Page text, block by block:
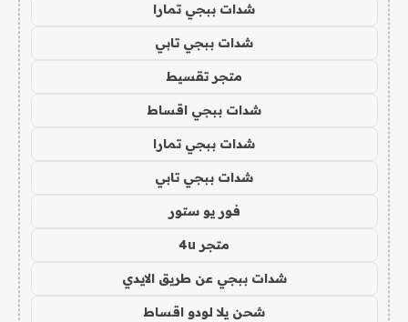
شدات ببجي تمارا
شدات ببجي تابي
متجر تقسيط
شدات ببجي اقساط
شدات ببجي تمارا
شدات ببجي تابي
فور يو ستور
متجر 4u
شدات ببجي عن طريق الايدي
شحن يلا لودو اقساط